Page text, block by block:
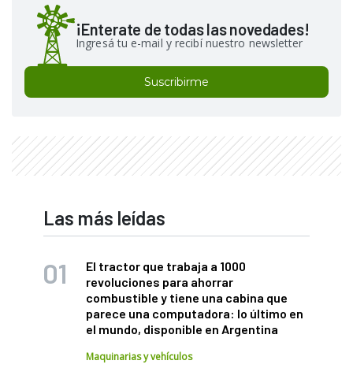
¡Enterate de todas las novedades!
Ingresá tu e-mail y recibí nuestro newsletter
Suscribirme
Las más leídas
El tractor que trabaja a 1000
revoluciones para ahorrar
combustible y tiene una cabina que
parece una computadora: lo último en
el mundo, disponible en Argentina
Maquinarias y vehículos